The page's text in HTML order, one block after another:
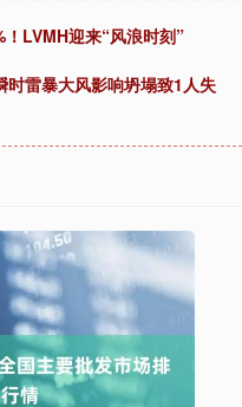
LVMH迎来“风浪时刻”
雷暴大风影响坍塌致1人失